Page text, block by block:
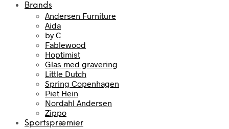
Brands
Andersen Furniture
Aida
by C
Fablewood
Hoptimist
Glas med gravering
Little Dutch
Spring Copenhagen
Piet Hein
Nordahl Andersen
Zippo
Sportspræmier